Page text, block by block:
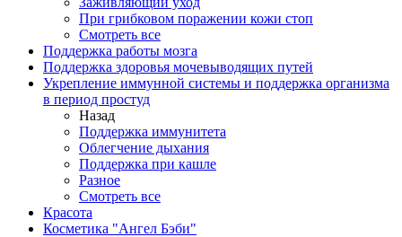
При грибковом поражении кожи стоп
Смотреть все
Поддержка работы мозга
Поддержка здоровья мочевыводящих путей
Укрепление иммунной системы и поддержка организма
в период простуд
Назад
Поддержка иммунитета
Облегчение дыхания
Поддержка при кашле
Разное
Смотреть все
Красота
Косметика "Ангел Бэби"